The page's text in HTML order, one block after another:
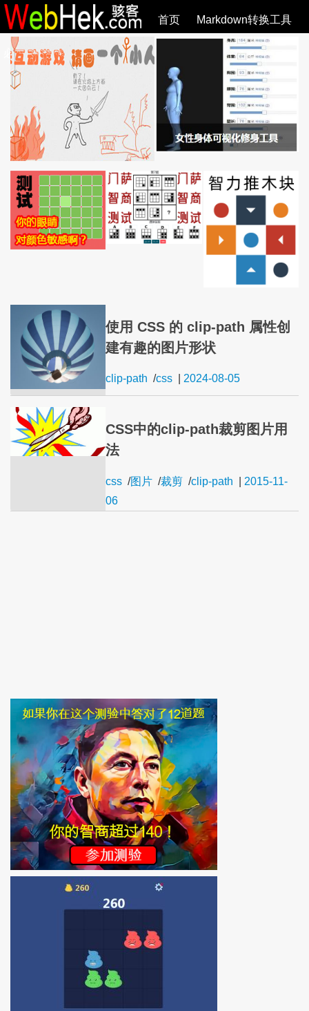
首页 Markdown转换工具
必观作品 SVG教程 SVG手册 全部文章
使用 CSS 的 clip-path 属性创
建有趣的图片形状
clip-path /css 2024-08-05
CSS中的clip-path裁剪图片用
法
css /图片 /裁剪 /clip-path
2015-11-
06